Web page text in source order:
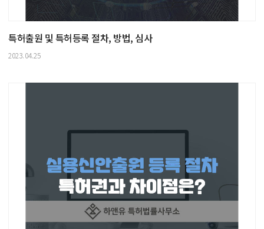
특허출원 및 특허등록 절차, 방법, 심사
2023.04.25